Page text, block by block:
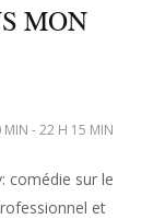
MON
MIN - 22 H 15 MIN
comédie sur le
et